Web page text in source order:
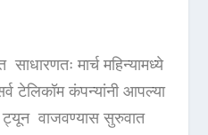
साधारणतः मार्च महिन्यामध्ये
टेलिकॉम कंपन्यांनी आपल्या
ट्यून वाजवण्यास सुरुवात